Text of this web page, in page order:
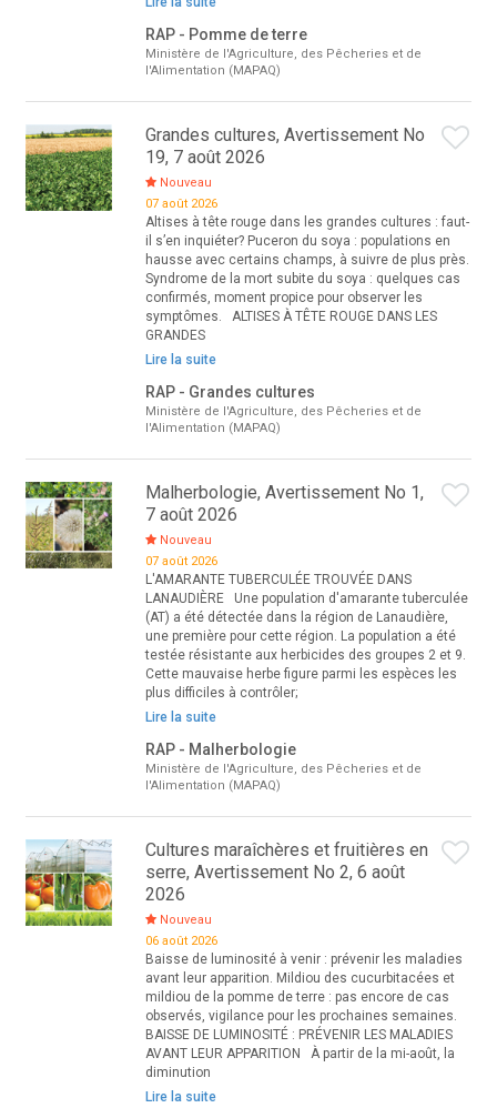
RAP - Pomme de terre
Ministère de l'Agriculture, des Pêcheries et de
l'Alimentation (MAPAQ)
Grandes cultures, Avertissement No
19, 7 août 2026
Nouveau
07 août 2026
Altises à tête rouge dans les grandes cultures : faut-
il s’en inquiéter? Puceron du soya : populations en
hausse avec certains champs, à suivre de plus près.
Syndrome de la mort subite du soya : quelques cas
confirmés, moment propice pour observer les
symptômes. ALTISES À TÊTE ROUGE DANS LES
GRANDES
Lire la suite
RAP - Grandes cultures
Ministère de l'Agriculture, des Pêcheries et de
l'Alimentation (MAPAQ)
Malherbologie, Avertissement No 1,
7 août 2026
Nouveau
07 août 2026
L'AMARANTE TUBERCULÉE TROUVÉE DANS
LANAUDIÈRE Une population d'amarante tuberculée
(AT) a été détectée dans la région de Lanaudière,
une première pour cette région. La population a été
testée résistante aux herbicides des groupes 2 et 9.
Cette mauvaise herbe figure parmi les espèces les
plus difficiles à contrôler;
Lire la suite
RAP - Malherbologie
Ministère de l'Agriculture, des Pêcheries et de
l'Alimentation (MAPAQ)
Cultures maraîchères et fruitières en
serre, Avertissement No 2, 6 août
2026
Nouveau
06 août 2026
Baisse de luminosité à venir : prévenir les maladies
avant leur apparition. Mildiou des cucurbitacées et
mildiou de la pomme de terre : pas encore de cas
observés, vigilance pour les prochaines semaines.
BAISSE DE LUMINOSITÉ : PRÉVENIR LES MALADIES
AVANT LEUR APPARITION À partir de la mi-août, la
diminution
Lire la suite